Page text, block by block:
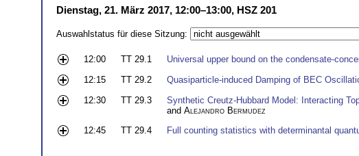
Dienstag, 21. März 2017, 12:00–13:00, HSZ 201
Auswahlstatus für diese Sitzung:
12:00 TT 29.1 Universal upper bound on the condensate-
12:15
TT 29.2 Quasiparticle-induced Damping of BEC
12:30
TT 29.3 Synthetic Creutz-Hubbard Model: Interacting
and Alejandro Bermudez
12:45
TT 29.4 Full counting statistics with determinantal